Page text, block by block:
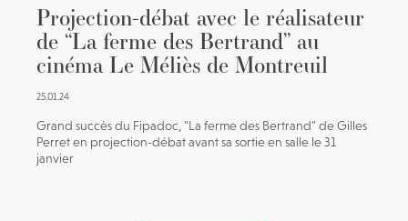
Projection-débat avec le réalisateur
de “La ferme des Bertrand” au
cinéma Le Méliès de Montreuil
25.01.24
Grand succès du Fipadoc, "La ferme des Bertrand" de Gilles
Perret en projection-débat avant sa sortie en salle le 31
janvier